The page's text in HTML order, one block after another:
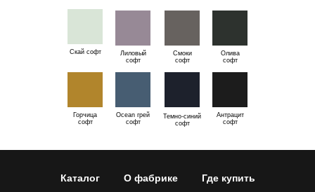
Горчица
софт
Скай софт
Лиловый
софт
Смоки
софт
Ocean грей
софт
Темно-синий
софт
Олива
софт
Антрацит
софт
Каталог О фабрике Где купить